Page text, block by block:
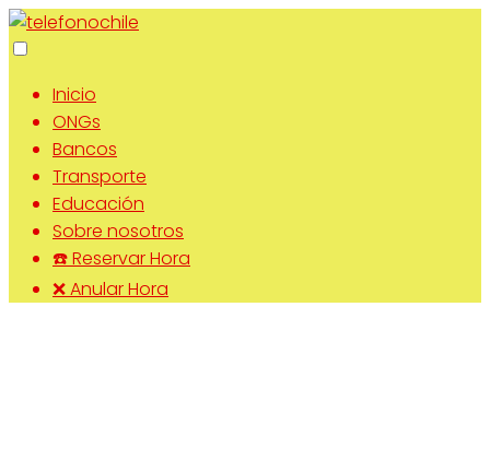
Inicio
ONGs
Bancos
Transporte
Educación
Sobre nosotros
☎️ Reservar Hora
❌ Anular Hora